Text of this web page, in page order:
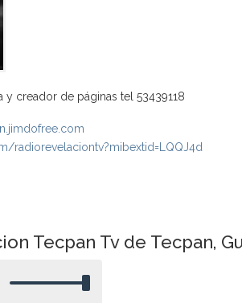
y creador de páginas tel 53439118
radiorevelaciontv?mibextid=LQQJ4d
Tecpan Tv de Tecpan,